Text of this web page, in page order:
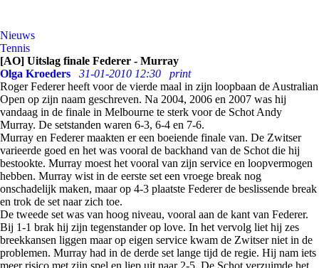
Nieuws
Tennis
[AO] Uitslag finale Federer - Murray
Olga Kroeders
31-01-2010 12:30
print
Roger Federer heeft voor de vierde maal in zijn loopbaan de Australian
Open op zijn naam geschreven. Na 2004, 2006 en 2007 was hij
vandaag in de finale in Melbourne te sterk voor de Schot Andy
Murray. De setstanden waren 6-3, 6-4 en 7-6.
Murray en Federer maakten er een boeiende finale van. De Zwitser
varieerde goed en het was vooral de backhand van de Schot die hij
bestookte. Murray moest het vooral van zijn service en loopvermogen
hebben. Murray wist in de eerste set een vroege break nog
onschadelijk maken, maar op 4-3 plaatste Federer de beslissende break
en trok de set naar zich toe.
De tweede set was van hoog niveau, vooral aan de kant van Federer.
Bij 1-1 brak hij zijn tegenstander op love. In het vervolg liet hij zes
breekkansen liggen maar op eigen service kwam de Zwitser niet in de
problemen. Murray had in de derde set lange tijd de regie. Hij nam iets
meer risico met zijn spel en liep uit naar 2-5. De Schot verzuimde het